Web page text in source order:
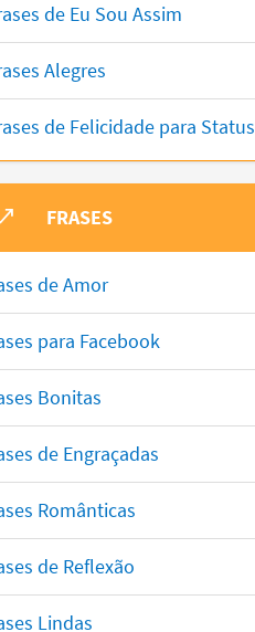
de Eu Sou Assim
Alegres
de Felicidade para Status
FRASES
de Amor
para Facebook
Bonitas
de Engraçadas
Românticas
de Reflexão
Lindas